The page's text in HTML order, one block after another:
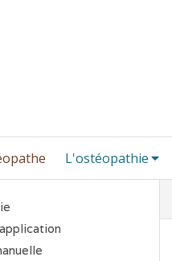
L'ostéopathie